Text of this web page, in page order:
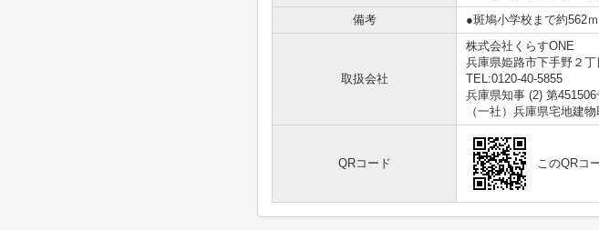
備考 ●斑鳩小学校まで約562
取扱会社
株式会社くらすONE
兵庫県姫路市下手野２
TEL:0120-40-5855
兵庫県知事 (2) 第451506
（一社）兵庫県宅地建
QRコード このQRコ